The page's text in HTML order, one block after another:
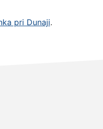
pri Dunaji.